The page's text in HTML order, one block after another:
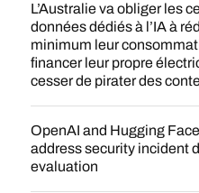
L’Australie va obliger les
données dédiés à l’IA à
minimum leur
financer leur propre
cesser de pirater des
OpenAI and Hugging
address security incident
evaluation